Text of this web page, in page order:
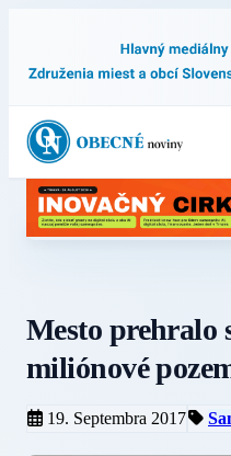
Mesto prehralo
miliónové
19. Septembra 2017